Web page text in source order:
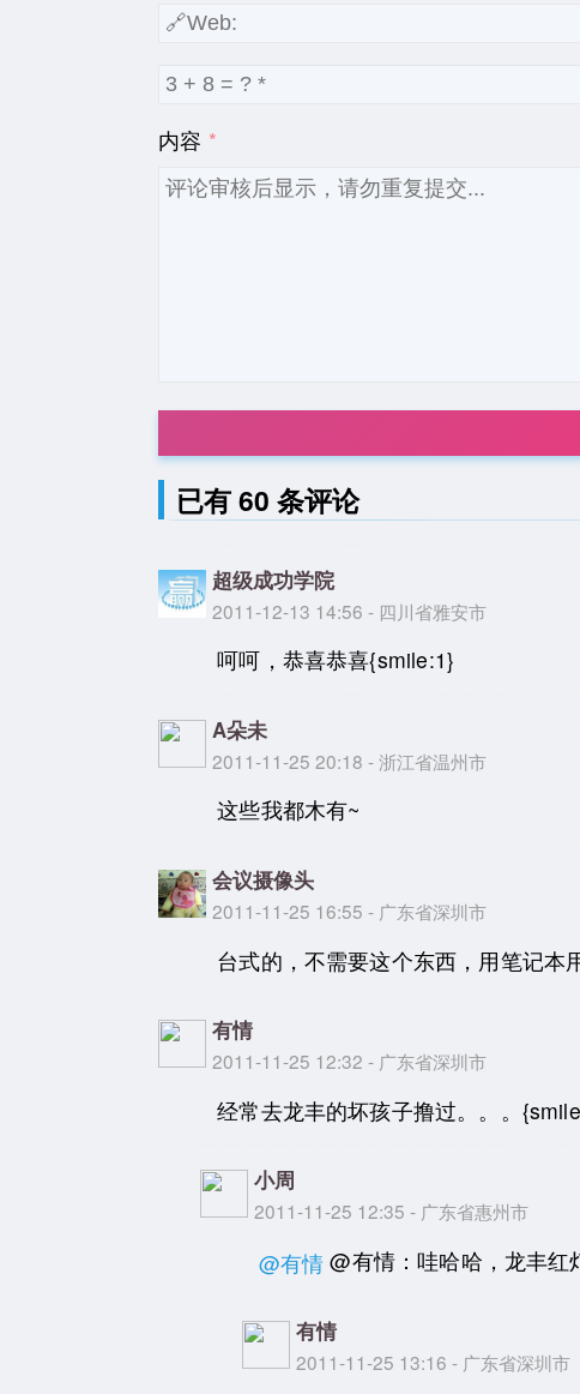
内容
已有 60 条评论
超级成功学院
2011-12-13 14:56 - 四川省雅安市
呵呵，恭喜恭喜{smile:1}
A朵未
2011-11-25 20:18 - 浙江省温州市
这些我都木有~
会议摄像头
2011-11-25 16:55 - 广东省深圳市
台式的，不需要这个东西，用笔记本
有情
2011-11-25 12:32 - 广东省深圳市
经常去龙丰的坏孩子撸过。。。
小周
2011-11-25 12:35 - 广东省惠州市
@有情 @有情：哇哈哈，龙丰红
有情
2011-11-25 13:16 - 广东省深圳市